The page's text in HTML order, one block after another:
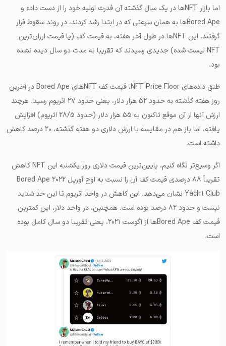
اما بازار NFTها در یک سال گذشته آن قدرت اولیه خود را از دست داده و
Bored Apeها به همان سرعتی که در ابتدا رشد کردند، در روند سقوط قرار
گرفتند. این NFTها در طول آخر هفته، به قیمت کف (یا قیمت ارزان‌ترین
NFT لیست شده) جدیدی رسیدند که تقریبا به مدت دو سال دیده نشده
بود.
طبق داده‌های NFT Price Floor، قیمت کف NFTهای Bored Ape در آخرین
روز هفته گذشته به حدود ۵۲ هزار دلار، یعنی حدود ۲۷ اتریوم رسید. هرچند
ارزش آنها از آن موقع تاکنون به ۵۵ هزار دلار (حدود ۲۸/۵ اتریوم) افزایش
یافته، اما باز هم در مقایسه با ارزش دلاری دو هفته گذشته، ۲۰ درصد کاهش
داشته است.
اگر وسیع‌تر نگاه کنیم، پایین‌ترین قیمت دلاری روز یکشنبه این NFT کاهش
تقریباً ۸۸ درصدی قیمت کف آن را نسبت به اوج آوریل ۲۰۲۲ Bored Ape
Yacht Club نشان می‌دهد. این کاهش در واحد اتریوم تا این حد شدید
نیست و حدود ۸۲ درصد بوده است. همچنین، در واحد دلار، این کمترین
قیمت کف Bored Apeها از آگوست ۲۰۲۱، یعنی تقریبا دو سال کامل بوده
است.